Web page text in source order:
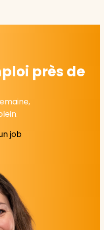
près de
job